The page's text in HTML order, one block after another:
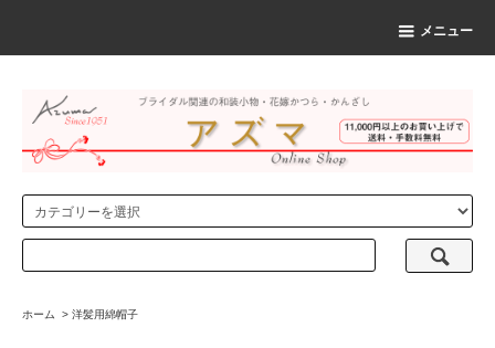
メニュー
ホーム > 洋髪用綿帽子